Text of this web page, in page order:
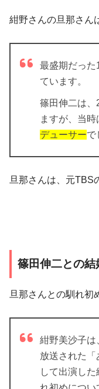
紺野さんの旦那さん
最盛期だった
ています。
篠田伸二は
ますが、当時
デューサーで
旦那さんは、元TBS
篠田伸二との結
旦那さんとの馴れ初
紺野美沙子
放送された「
して出演し